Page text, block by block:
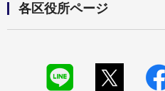
各区役所ページ